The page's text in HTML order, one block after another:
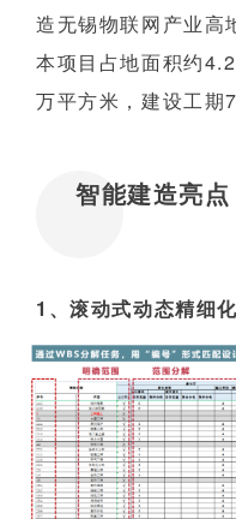
造无锡物联网产业高
本项目占地面积约
万平方米，建设工期
智能建造亮点
1、滚动式动态精细